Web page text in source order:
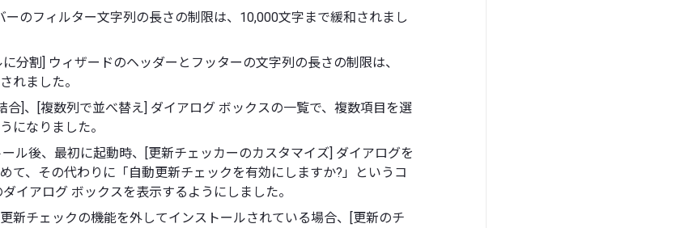
ーのフィルター文字列の長さの制限は、10,000文字まで緩和されまし
分割] ウィザードのヘッダーとフッターの文字列の長さの制限は、
れました。
合]、[複数列で並べ替え] ダイアログ ボックスの一覧で、複数項目を選
になりました。
ル後、最初に起動時、[更新チェッカーのカスタマイズ] ダイアログを
て、その代わりに「自動更新チェックを有効にしますか?」というコ
イアログ ボックスを表示するようにしました。
新チェックの機能を外してインストールされている場合、[更新のチ